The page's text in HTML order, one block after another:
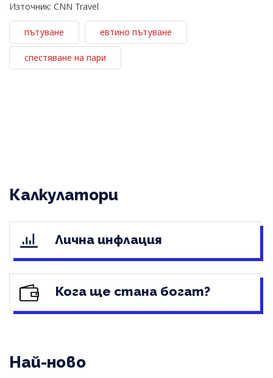
Източник: CNN Travel
пътуване евтино пътуване
спестяване на пари
Калкулатори
Лична инфлация
Кога ще стана богат?
Най-ново